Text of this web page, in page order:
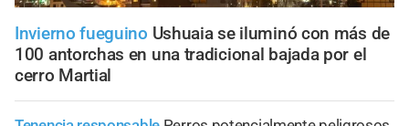
Invierno fueguino Ushuaia se iluminó con más de
100 antorchas en una tradicional bajada por el
cerro Martial